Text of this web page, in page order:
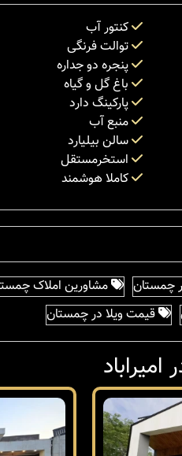
کنتور آب
توالت فرنگی
پنجره دو جداره
باغ گل و گیاه
پارکینگ دارد
منبع آب
سالن بیلیارد
استخرمستقل
کاملا هوشمند
چمستان مشاورین املاک
قیمت ویلا در چمستان